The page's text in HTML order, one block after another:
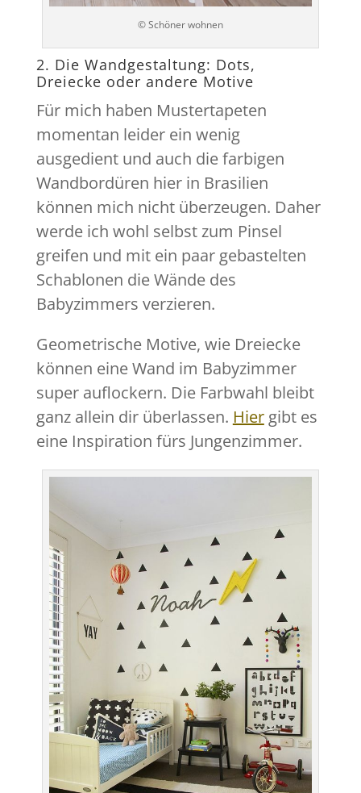
© Schöner wohnen
2. Die Wandgestaltung: Dots,
Dreiecke oder andere Motive
Für mich haben Mustertapeten
momentan leider ein wenig
ausgedient und auch die farbigen
Wandbordüren hier in Brasilien
können mich nicht überzeugen. Daher
werde ich wohl selbst zum Pinsel
greifen und mit ein paar gebastelten
Schablonen die Wände des
Babyzimmers verzieren.
Geometrische Motive, wie Dreiecke
können eine Wand im Babyzimmer
super auflockern. Die Farbwahl bleibt
ganz allein dir überlassen. Hiergibt es
eine Inspiration fürs Jungenzimmer.